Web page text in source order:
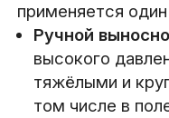
применяется
Ручной
высокого
тяжёлыми и
том числе в